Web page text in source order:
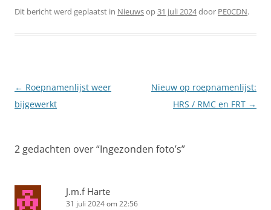
Dit bericht werd geplaatst in Nieuwsop31 juli 2024door PE0CDN.
Berichtnavigatie
← Roepnamenlijst weer
bijgewerkt
Nieuw op roepnamenlijst:
HRS / RMC en FRT →
2 gedachten over “Ingezonden foto’s”
J.m.f Harte
31 juli 2024 om 22:56